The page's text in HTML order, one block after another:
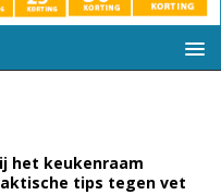
het keukenraam
tips tegen vet